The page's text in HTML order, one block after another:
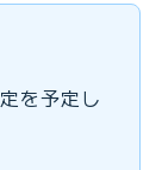
を予定し